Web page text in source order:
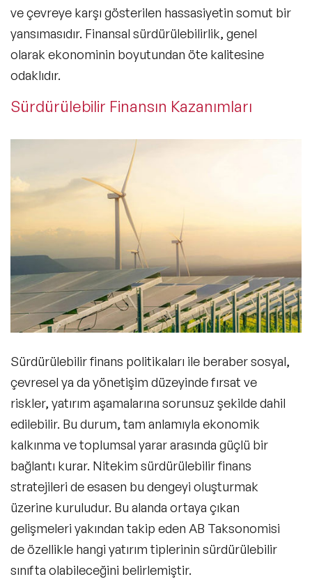
ve çevreye karşı gösterilen hassasiyetin somut bir
yansımasıdır. Finansal sürdürülebilirlik, genel
olarak ekonominin boyutundan öte kalitesine
odaklıdır.
Sürdürülebilir Finansın Kazanımları
Sürdürülebilir finans politikaları ile beraber sosyal,
çevresel ya da yönetişim düzeyinde fırsat ve
riskler, yatırım aşamalarına sorunsuz şekilde dahil
edilebilir. Bu durum, tam anlamıyla ekonomik
kalkınma ve toplumsal yarar arasında güçlü bir
bağlantı kurar. Nitekim sürdürülebilir finans
stratejileri de esasen bu dengeyi oluşturmak
üzerine kuruludur. Bu alanda ortaya çıkan
gelişmeleri yakından takip eden AB Taksonomisi
de özellikle hangi yatırım tiplerinin sürdürülebilir
sınıfta olabileceğini belirlemiştir.